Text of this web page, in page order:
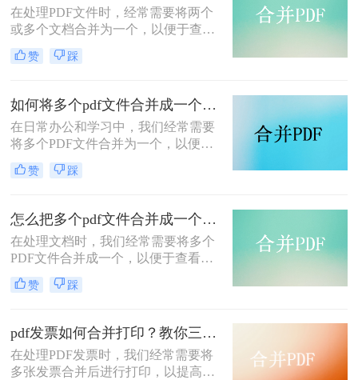
在处理PDF文件时，经常需要将两个
或多个文档合并为一个，以便于查
阅、分享或存档。那么pdf两个文档怎
么合并成一个呢？本文将介绍四种常
赞 踩
如何将多个pdf文件合并成一个？这3种方法轻松合并文件！
在日常办公和学习中，我们经常需要
将多个PDF文件合并为一个，以便于
分享、存储和管理。那么如何将多个
pdf文件合并成一个呢？本文将介绍四
法，帮助您轻松完成PDF文件的合并
任务。
赞 踩
怎么把多个pdf文件合并成一个？试试看这二种转换方式！
在处理文档时，我们经常需要将多个
PDF文件合并成一个，以便于查看、
传输和存档。那么怎么把多个pdf文件
合并成一个呢？本文将介绍两种常用
PDF合并任务。
赞 踩
pdf发票如何合并打印？教你三种简单合并方法！
在处理PDF发票时，我们经常需要将
多张发票合并后进行打印，以提高工